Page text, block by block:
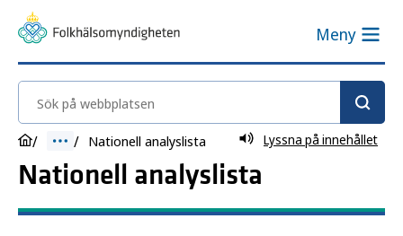
Meny
Sök på webbplatsen
Nationell analyslista Lyssna på innehållet
Nationell analyslista